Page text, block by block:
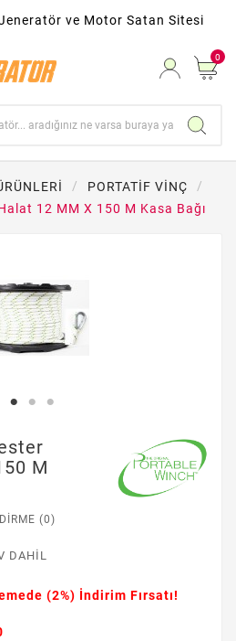
ve Motor Satan Sitesi
0
PORTATİF VİNÇ
12 MM X 150 M Kasa Bağı
M
(0)
DAHIL
(2%) İndirim Fırsatı!